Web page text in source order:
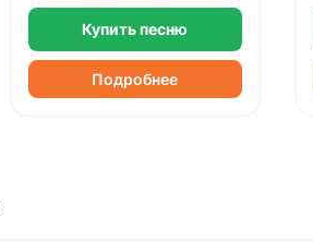
Купить песню
Подробнее